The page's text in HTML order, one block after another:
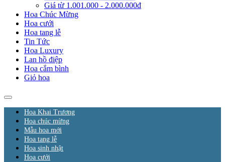
Giá từ 1.001.000 - 2.000.000đ
Hoa Chúc Mừng
Hoa cưới
Hoa tang lễ
Tin Tức
Hoa Luxury
Lan hồ điệp
Hoa cắm bình
Giỏ hoa
Hoa Khai Trương
Hoa chúc mừng
Mẫu hoa mới
Hoa tang lễ
Hoa sinh nhật
Hoa cưới